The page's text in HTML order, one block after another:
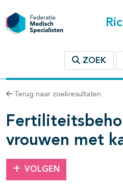
ZOEK
Terug naar zoekresultaten
vrouwen met
VOLGEN
binnen deze richtlijn